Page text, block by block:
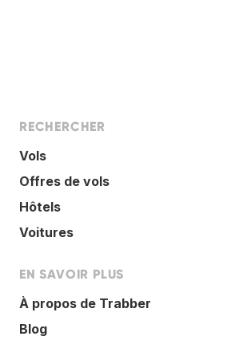
RECHERCHER
Vols
Offres de vols
Hôtels
Voitures
EN SAVOIR PLUS
À propos de Trabber
Blog